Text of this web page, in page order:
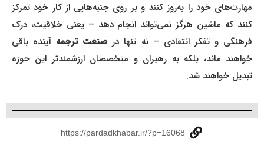
مهارت‌های خود را به‌روز کنند و بر روی جنبه‌هایی از کار خود تمرکز
کنند که ماشین هرگز نمی‌تواند انجام دهد – یعنی خلاقیت، درک
فرهنگی و تفکر انتقادی – نه تنها در صنعت ترجمه آینده باقی
خواهند ماند، بلکه به رهبران و متخصصان ارزشمندتر این حوزه
تبدیل خواهند شد.
https://pardadkhabar.ir/?p=16068